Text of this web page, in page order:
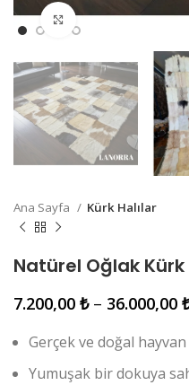
Büyütmek için
Ana Sayfa Kürk Halılar
Natürel Oğlak Kürk
7.200,00 ₺ – 36.000,00
Gerçek ve doğal
Yumuşak bir dokuya